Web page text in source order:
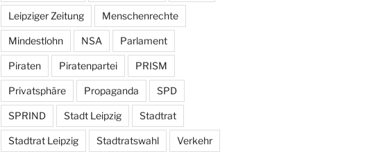
Leipziger Zeitung Menschenrechte
Mindestlohn NSA Parlament
Piraten Piratenpartei PRISM
Privatsphäre Propaganda SPD
SPRIND Stadt Leipzig Stadtrat
Stadtrat Leipzig Stadtratswahl Verkehr